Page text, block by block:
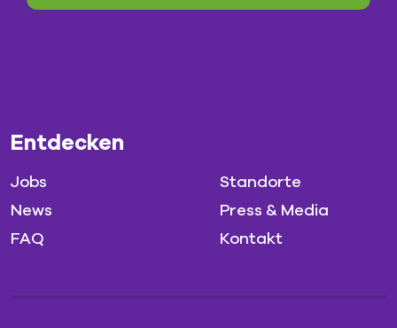
Entdecken
Jobs
Standorte
News
Press & Media
FAQ
Kontakt